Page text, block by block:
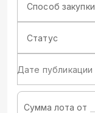
Способ закупки
Статус
Дате публикации
Сумма лота от